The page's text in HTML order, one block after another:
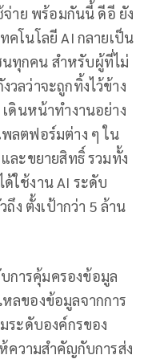
จ่าย พร้อมกันนี้ ดีอี ยัง
คโนโลยี AI กลายเป็น
ทุกคน สำหรับผู้ที่ไม่
วลว่าจะถูกทิ้งไว้ข้าง
ดินหน้าทำงานอย่าง
ลตฟอร์มต่าง ๆ ใน
ละขยายสิทธิ์ รวมทั้ง
ใช้งาน AI ระดับ
ง ตั้งเป้ากว่า 5 ล้าน
การคุ้มครองข้อมูล
ลของข้อมูลจากการ
ระดับองค์กรของ
ความสำคัญกับการส่ง